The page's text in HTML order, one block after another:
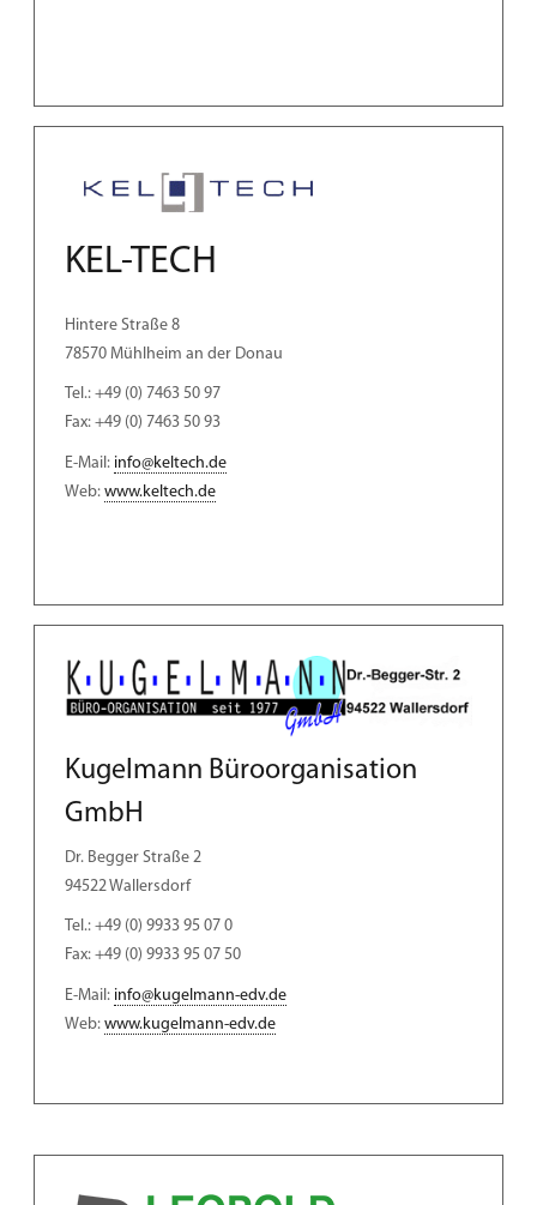
KEL-TECH
Hintere Straße 8
78570 Mühlheim an der Donau
Tel.: +49 (0) 7463 50 97
Fax: +49 (0) 7463 50 93
E-Mail: info@keltech.de
Web:www.keltech.de
Kugelmann Büroorganisation
GmbH
Dr. Begger Straße 2
94522 Wallersdorf
Tel.: +49 (0) 9933 95 07 0
Fax: +49 (0) 9933 95 07 50
E-Mail: info@kugelmann-edv.de
Web:www.kugelmann-edv.de